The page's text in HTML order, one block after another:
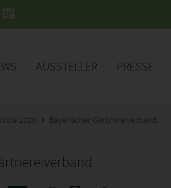
AUSSTELLER PRESSE
2026 Bayerischer Gärtnereiverband